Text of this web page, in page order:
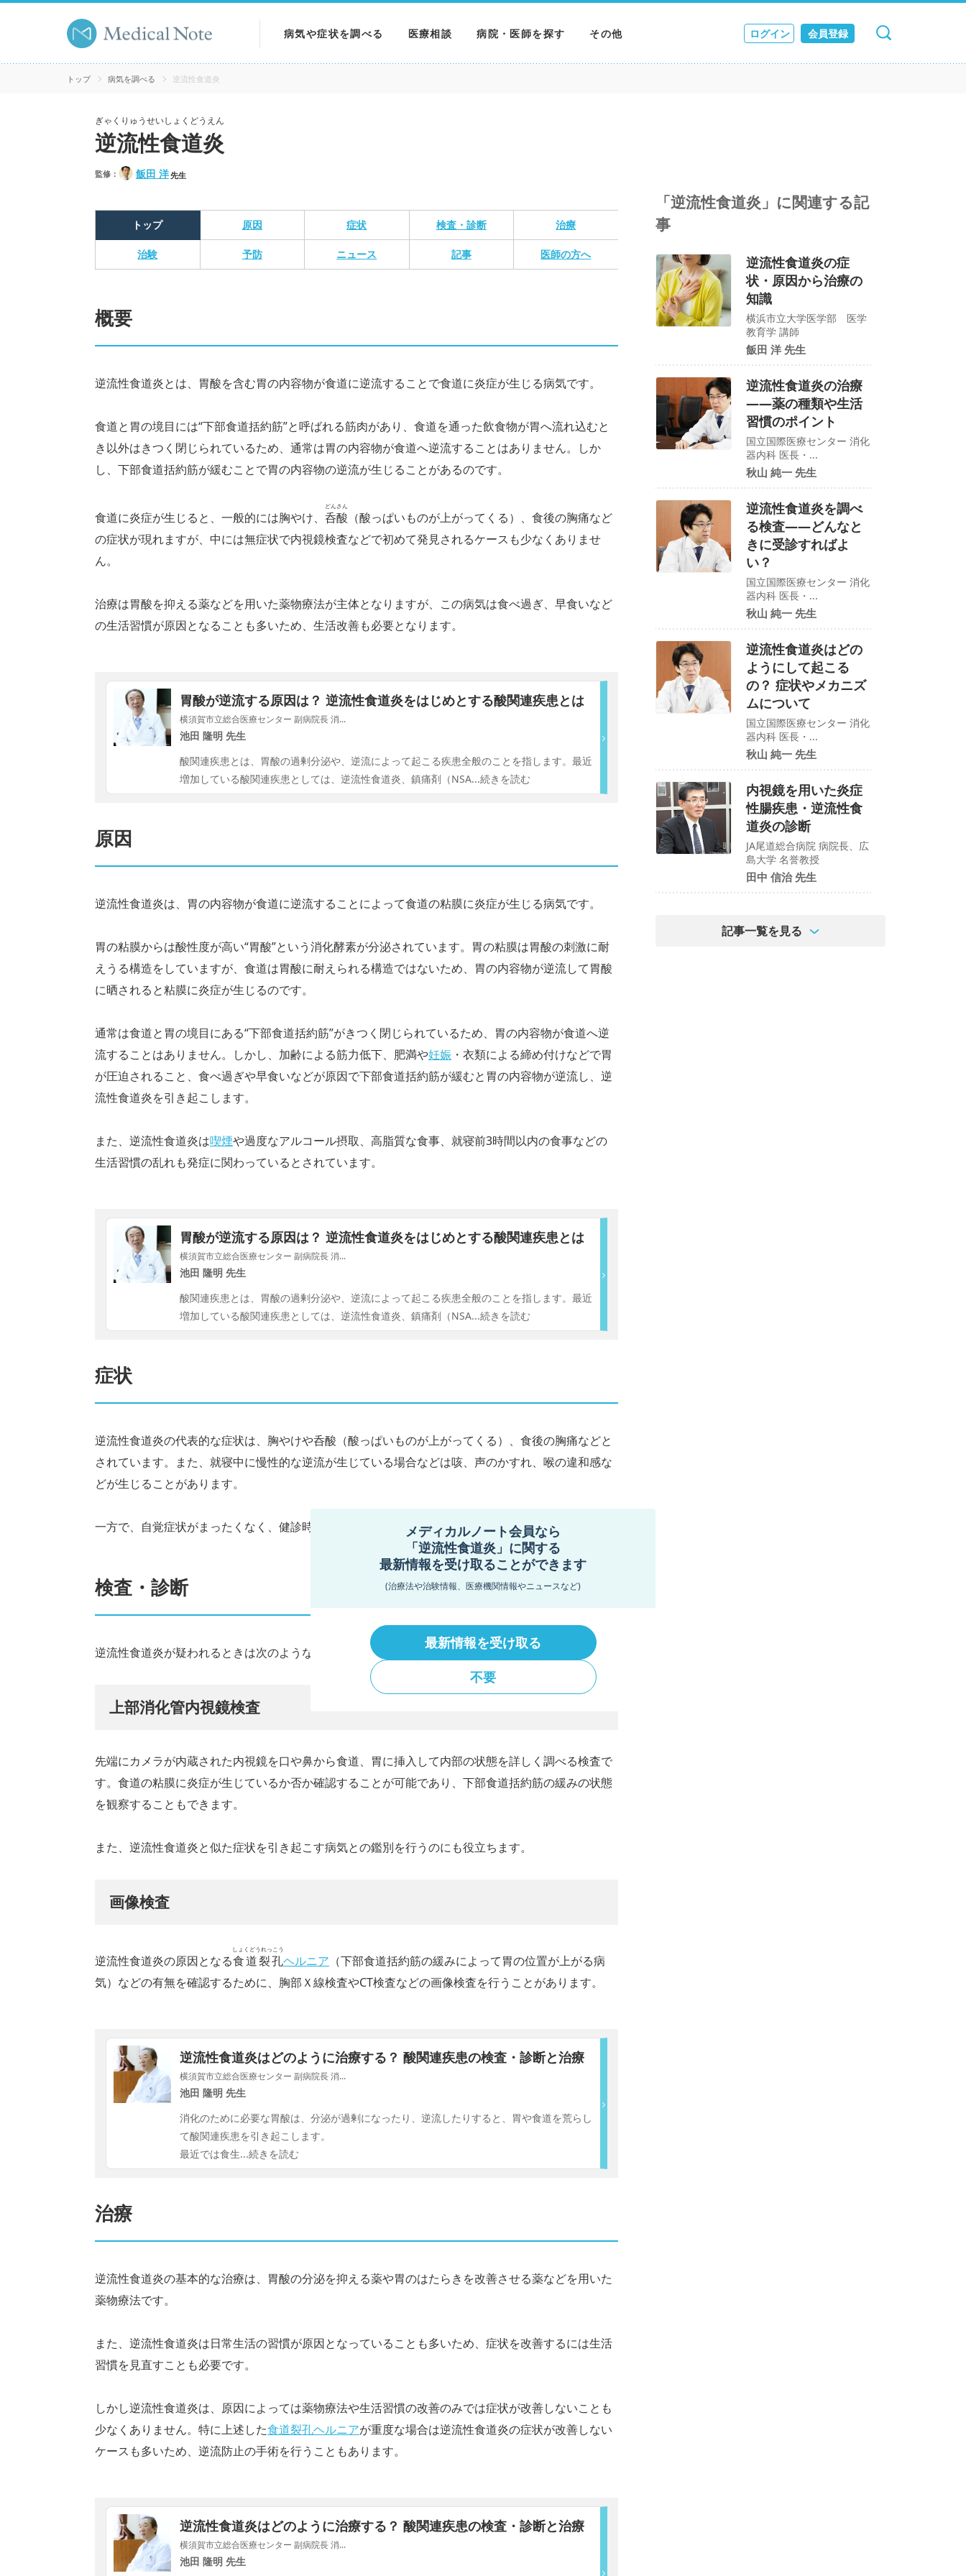
病気や症状を調べる
病気を調べる
医療相談 病院・医師を探す
病院を探す
その他
MNニュース
ログイン 会員登録
検索 キャンセル
トップ 病気を調べる 逆流性食道炎
メディカルノート会員なら
「逆流性食道炎」に関する
最新情報を受け取ることができます
(治療法や治験情報、医療機関情報やニュースなど)
最新情報を受け取る
不要
ぎゃくりゅうせいしょくどうえん
逆流性食道炎
監修： 飯田 洋先生
トップ 原因 症状 検査・診断 治療
治験 予防 ニュース 記事 医師の方へ
概要
逆流性食道炎とは、胃酸を含む胃の内容物が食道に逆流することで食道に炎症が生じる病気です。
食道と胃の境目には“下部食道括約筋”と呼ばれる筋肉があり、食道を通った飲食物が胃へ流れ込むと
き以外はきつく閉じられているため、通常は胃の内容物が食道へ逆流することはありません。しか
し、下部食道括約筋が緩むことで胃の内容物の逆流が生じることがあるのです。
食道に炎症が生じると、一般的には胸やけ、 呑酸
どんさん
（酸っぱいものが上がってくる）、食後の胸痛など
の症状が現れますが、中には無症状で内視鏡検査などで初めて発見されるケースも少なくありませ
ん。
治療は胃酸を抑える薬などを用いた薬物療法が主体となりますが、この病気は食べ過ぎ、早食いなど
の生活習慣が原因となることも多いため、生活改善も必要となります。
胃酸が逆流する原因は？ 逆流性食道炎をはじめとする酸関連疾患とは
横須賀市立総合医療センター 副病院長 消...
池田 隆明 先生
酸関連疾患とは、胃酸の過剰分泌や、逆流によって起こる疾患全般のことを指します。最近
増加している酸関連疾患としては、逆流性食道炎、鎮痛剤（NSA...続きを読む
原因
逆流性食道炎は、胃の内容物が食道に逆流することによって食道の粘膜に炎症が生じる病気です。
胃の粘膜からは酸性度が高い“胃酸”という消化酵素が分泌されています。胃の粘膜は胃酸の刺激に耐
えうる構造をしていますが、食道は胃酸に耐えられる構造ではないため、胃の内容物が逆流して胃酸
に晒されると粘膜に炎症が生じるのです。
通常は食道と胃の境目にある“下部食道括約筋”がきつく閉じられているため、胃の内容物が食道へ逆
流することはありません。しかし、加齢による筋力低下、肥満や妊娠 ・衣類による締め付けなどで胃
が圧迫されること、食べ過ぎや早食いなどが原因で下部食道括約筋が緩むと胃の内容物が逆流し、逆
流性食道炎を引き起こします。
また、逆流性食道炎は喫煙や過度なアルコール摂取、高脂質な食事、就寝前3時間以内の食事などの
生活習慣の乱れも発症に関わっているとされています。
胃酸が逆流する原因は？ 逆流性食道炎をはじめとする酸関連疾患とは
横須賀市立総合医療センター 副病院長 消...
池田 隆明 先生
酸関連疾患とは、胃酸の過剰分泌や、逆流によって起こる疾患全般のことを指します。最近
増加している酸関連疾患としては、逆流性食道炎、鎮痛剤（NSA...続きを読む
症状
逆流性食道炎の代表的な症状は、胸やけや呑酸（酸っぱいものが上がってくる）、食後の胸痛などと
されています。また、就寝中に慢性的な逆流が生じている場合などは咳、声のかすれ、喉の違和感な
どが生じることがあります。
一方で、自覚症状がまったくなく、健診時の内視鏡検査などで偶然発見されるケースもあります。
検査・診断
逆流性食道炎が疑われるときは次のような検査が行われます。
上部消化管内視鏡検査
先端にカメラが内蔵された内視鏡を口や鼻から食道、胃に挿入して内部の状態を詳しく調べる検査で
す。食道の粘膜に炎症が生じているか否か確認することが可能であり、下部食道括約筋の緩みの状態
を観察することもできます。
また、逆流性食道炎と似た症状を引き起こす病気との鑑別を行うのにも役立ちます。
画像検査
逆流性食道炎の原因となる食道裂孔
しょくどうれっこう
ヘルニア （下部食道括約筋の緩みによって胃の位置が上がる病
気）などの有無を確認するために、胸部Ｘ線検査やCT検査などの画像検査を行うことがあります。
逆流性食道炎はどのように治療する？ 酸関連疾患の検査・診断と治療
横須賀市立総合医療センター 副病院長 消...
池田 隆明 先生
消化のために必要な胃酸は、分泌が過剰になったり、逆流したりすると、胃や食道を荒らし
て酸関連疾患を引き起こします。
最近では食生...続きを読む
治療
逆流性食道炎の基本的な治療は、胃酸の分泌を抑える薬や胃のはたらきを改善させる薬などを用いた
薬物療法です。
また、逆流性食道炎は日常生活の習慣が原因となっていることも多いため、症状を改善するには生活
習慣を見直すことも必要です。
しかし逆流性食道炎は、原因によっては薬物療法や生活習慣の改善のみでは症状が改善しないことも
少なくありません。特に上述した食道裂孔ヘルニアが重度な場合は逆流性食道炎の症状が改善しない
ケースも多いため、逆流防止の手術を行うこともあります。
逆流性食道炎はどのように治療する？ 酸関連疾患の検査・診断と治療
横須賀市立総合医療センター 副病院長 消...
池田 隆明 先生
「逆流性食道炎」に関連する記
事
逆流性食道炎の症
状・原因から治療の
知識
横浜市立大学医学部 医学
教育学 講師
飯田 洋 先生
逆流性食道炎の治療
――薬の種類や生活
習慣のポイント
国立国際医療センター 消化
器内科 医長・...
秋山 純一 先生
逆流性食道炎を調べ
る検査――どんなと
きに受診すればよ
い？
国立国際医療センター 消化
器内科 医長・...
秋山 純一 先生
逆流性食道炎はどの
ようにして起こる
の？ 症状やメカニズ
ムについて
国立国際医療センター 消化
器内科 医長・...
秋山 純一 先生
内視鏡を用いた炎症
性腸疾患・逆流性食
道炎の診断
JA尾道総合病院 病院長、広
島大学 名誉教授
田中 信治 先生
記事一覧を見る